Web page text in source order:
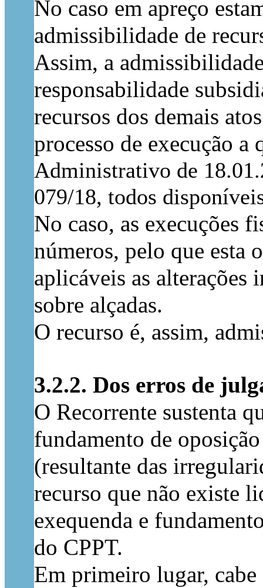
No caso em apreço
admissibilidade de
Assim, a
responsabilidade
recursos dos demais
processo de execução
Administrativo de
079/18, todos
No caso, as execuções
números, pelo que esta
aplicáveis as
sobre alçadas.
O recurso é, assim,
3.2.2. Dos erros de
O Recorrente sustenta
fundamento de
(resultante das
recurso que não existe
exequenda e
do CPPT.
Em primeiro lugar,